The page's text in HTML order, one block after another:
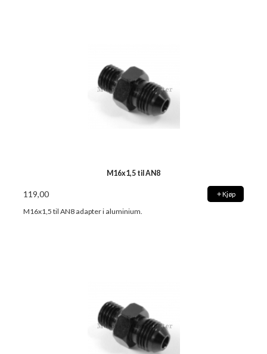
M16x1,5 til AN8
119,00 Kjøp
M16x1,5 til AN8 adapter i aluminium.